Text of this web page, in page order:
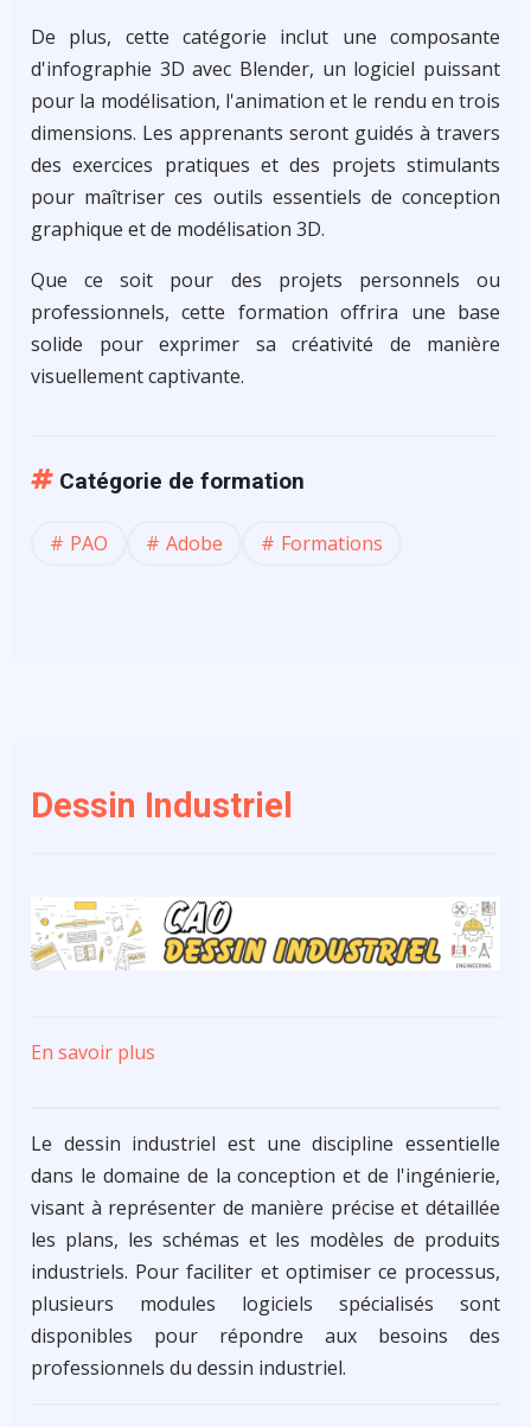
De plus, cette catégorie inclut une composante
d'infographie 3D avec Blender, un logiciel puissant
pour la modélisation, l'animation et le rendu en trois
dimensions. Les apprenants seront guidés à travers
des exercices pratiques et des projets stimulants
pour maîtriser ces outils essentiels de conception
graphique et de modélisation 3D.
Que ce soit pour des projets personnels ou
professionnels, cette formation offrira une base
solide pour exprimer sa créativité de manière
visuellement captivante.
Catégorie de formation
PAO Adobe Formations
Dessin Industriel
En savoir plus
Le dessin industriel est une discipline essentielle
dans le domaine de la conception et de l'ingénierie,
visant à représenter de manière précise et détaillée
les plans, les schémas et les modèles de produits
industriels. Pour faciliter et optimiser ce processus,
plusieurs modules logiciels spécialisés sont
disponibles pour répondre aux besoins des
professionnels du dessin industriel.